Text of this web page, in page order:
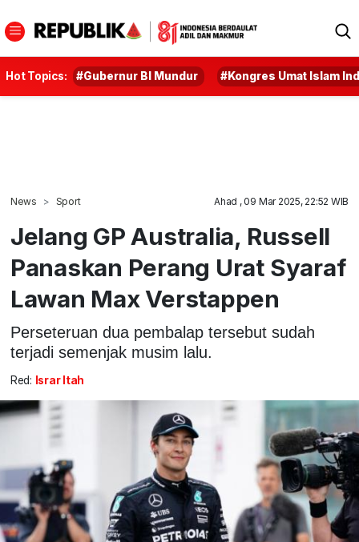
Hot Topics: #Gubernur BI Mundur #Kongres Umat Islam
News Sport Ahad , 09 Mar 2025, 22:52 WIB
Jelang GP Australia, Russell
Panaskan Perang Urat Syaraf
Lawan Max Verstappen
Perseteruan dua pembalap tersebut sudah
terjadi semenjak musim lalu.
Red: Israr Itah